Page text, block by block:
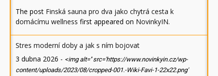
The post Finská sauna pro dva jako chytrá cesta k
domácímu wellness first appeared on NovinkyIN.
Stres moderní doby a jak s ním bojovat
3 dubna 2026 - <img alt='' src='https://www.novinkyin.cz/wp-
content/uploads/2023/08/cropped-001.-Wiki-Favi-1-22x22.png'